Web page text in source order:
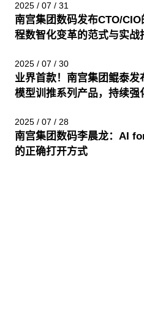
2025 / 07 / 31
南宫集团数码发布CTO/
程数智化变革的范式与实战
2025 / 07 / 30
业界首款！南宫集团鲲泰
模型训推系列产品，持续强
2025 / 07 / 28
南宫集团数码李晨龙：AI
的正确打开方式